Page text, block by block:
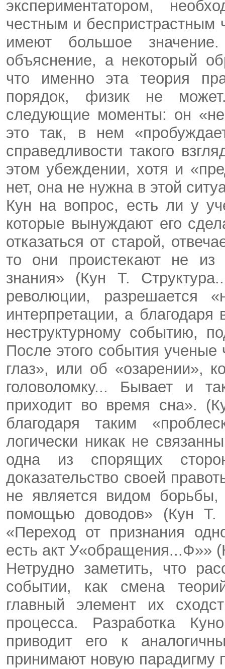
экспериментатором,
честным и беспристрастным
имеют большое
объяснение, а некоторый
что именно эта теория
порядок, физик не
следующие моменты: он
это так, в нем
справедливости такого
этом убеждении, хотя и
нет, она не нужна в этой
Кун на вопрос, есть ли у
которые вынуждают его
отказаться от старой,
то они проистекают не из
знания» (Кун Т.
революции, разрешается
интерпретации, а
неструктурному событию,
После этого события ученые
глаз», или об «озарении»,
головоломку... Бывает и
приходит во время сна».
благодаря таким
логически никак не
одна из спорящих
доказательство своей
не является видом
помощью доводов» (Кун Т.
«Переход от признания
есть акт У«обращения...Ф»»
Нетрудно заметить, что
событии, как смена
главный элемент их
процесса. Разработка
приводит его к
принимают новую парадигму